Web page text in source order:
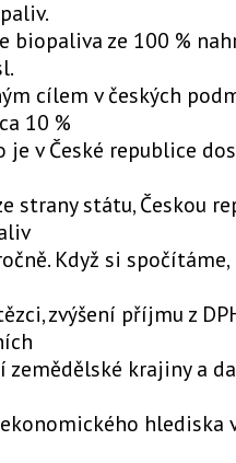
biopaliva ze 100 %
cílem v českých
10 %
v České republice
strany státu, Českou
Když si
zvýšení příjmu z
zemědělské krajiny a
hlediska